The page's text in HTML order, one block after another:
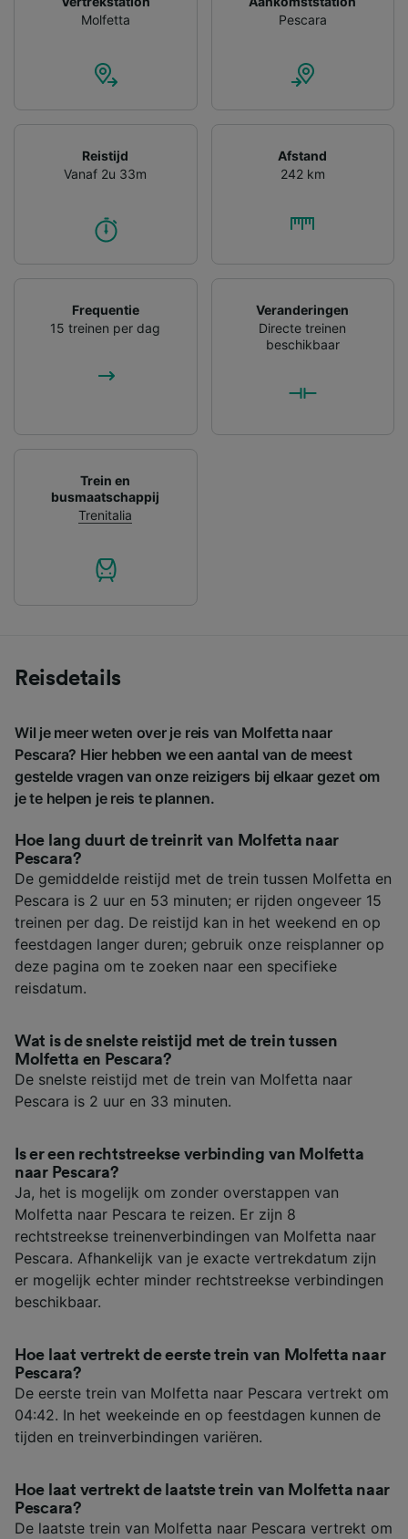
Molfetta
Pescara
Reistijd
Vanaf 2u 33m
Afstand
242 km
Frequentie
15 treinen per dag
Veranderingen
Directe treinen
beschikbaar
Trein en
busmaatschappij
Trenitalia
Reisdetails
Wil je meer weten over je reis van Molfetta naar
Pescara? Hier hebben we een aantal van de meest
gestelde vragen van onze reizigers bij elkaar gezet om
je te helpen je reis te plannen.
Hoe lang duurt de treinrit van Molfetta naar
Pescara?
De gemiddelde reistijd met de trein tussen Molfetta en
Pescara is 2 uur en 53 minuten; er rijden ongeveer 15
treinen per dag. De reistijd kan in het weekend en op
feestdagen langer duren; gebruik onze reisplanner op
deze pagina om te zoeken naar een specifieke
reisdatum.
Wat is de snelste reistijd met de trein tussen
Molfetta en Pescara?
De snelste reistijd met de trein van Molfetta naar
Pescara is 2 uur en 33 minuten.
Is er een rechtstreekse verbinding van Molfetta
naar Pescara?
Ja, het is mogelijk om zonder overstappen van
Molfetta naar Pescara te reizen. Er zijn 8
rechtstreekse treinenverbindingen van Molfetta naar
Pescara. Afhankelijk van je exacte vertrekdatum zijn
er mogelijk echter minder rechtstreekse verbindingen
beschikbaar.
Hoe laat vertrekt de eerste trein van Molfetta naar
Pescara?
De eerste trein van Molfetta naar Pescara vertrekt om
04:42. In het weekeinde en op feestdagen kunnen de
tijden en treinverbindingen variëren.
Hoe laat vertrekt de laatste trein van Molfetta naar
Pescara?
De laatste trein van Molfetta naar Pescara vertrekt om
gevraagd om je niet te volgen.
voor de volgende doeleinden:
Precieze geolocatiegegevens gebruiken. De
advertenties en content, advertentie- en
contentmetingen, doelgroepenonderzoek en
Partnerlijst (derden)